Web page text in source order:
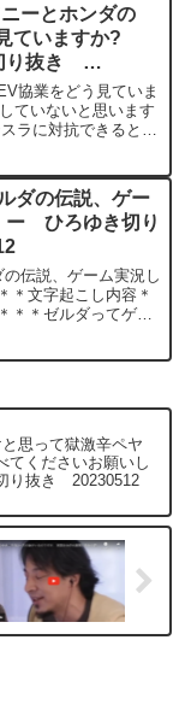
ニーとホンダの
ていますか?
り抜き
協業をどう見ていま
ていないと思います
ラに対抗できるとか
＊＊＊＊＊＊＊＊＊
ダの伝説、ゲー
ー ひろゆき切り
の伝説、ゲーム実況し
＊文字起こし内容＊
＊＊ゼルダってゲー
思って獄激辛ペヤ
てくださいお願いし
り抜き 20230512